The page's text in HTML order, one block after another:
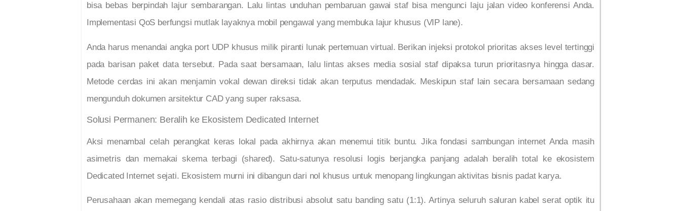
bisa bebas berpindah lajur sembarangan. Lalu lintas unduhan pembaruan gawai staf bisa mengunci laju jalan video konferensi Anda.
Implementasi QoS berfungsi mutlak layaknya mobil pengawal yang membuka lajur khusus (VIP lane).
Anda harus menandai angka port UDP khusus milik piranti lunak pertemuan virtual. Berikan injeksi protokol prioritas akses level tertinggi
pada barisan paket data tersebut. Pada saat bersamaan, lalu lintas akses media sosial staf dipaksa turun prioritasnya hingga dasar.
Metode cerdas ini akan menjamin vokal dewan direksi tidak akan terputus mendadak. Meskipun staf lain secara bersamaan sedang
mengunduh dokumen arsitektur CAD yang super raksasa.
Solusi Permanen: Beralih ke Ekosistem Dedicated Internet
Aksi menambal celah perangkat keras lokal pada akhirnya akan menemui titik buntu. Jika fondasi sambungan internet Anda masih
asimetris dan memakai skema terbagi (shared). Satu-satunya resolusi logis berjangka panjang adalah beralih total ke ekosistem
Dedicated Internet sejati. Ekosistem murni ini dibangun dari nol khusus untuk menopang lingkungan aktivitas bisnis padat karya.
Perusahaan akan memegang kendali atas rasio distribusi absolut satu banding satu (1:1). Artinya seluruh saluran kabel serat optik itu